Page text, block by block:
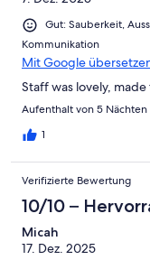
Gut: Sauberkeit,
Kommunikation
Mit Google
Staff was lovely,
Aufenthalt von 5
1
Verifizierte Bewertung
10/10 –
Micah
17. Dez. 2025